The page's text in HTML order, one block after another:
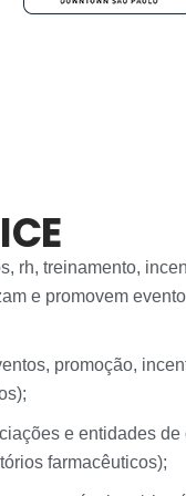
rh, treinamento,
e promovem
promoção,
e entidades
farmacêuticos);